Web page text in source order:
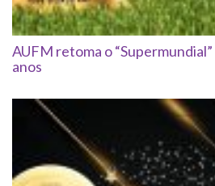
AUFM retoma o
anos